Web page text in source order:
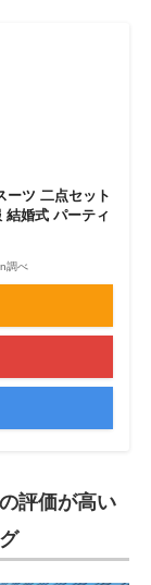
ーツ 二点セット
婚式 パーティ
調べ
評価が高い